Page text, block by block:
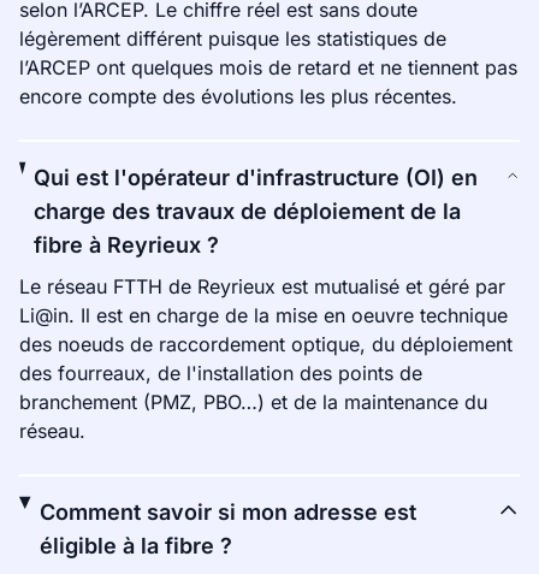
selon l’ARCEP. Le chiffre réel est sans doute
légèrement différent puisque les statistiques de
l’ARCEP ont quelques mois de retard et ne tiennent pas
encore compte des évolutions les plus récentes.
Qui est l'opérateur d'infrastructure (OI) en
charge des travaux de déploiement de la
fibre à Reyrieux ?
Le réseau FTTH de Reyrieux est mutualisé et géré par
Li@in. Il est en charge de la mise en oeuvre technique
des noeuds de raccordement optique, du déploiement
des fourreaux, de l'installation des points de
branchement (PMZ, PBO…) et de la maintenance du
réseau.
Comment savoir si mon adresse est
éligible à la fibre ?